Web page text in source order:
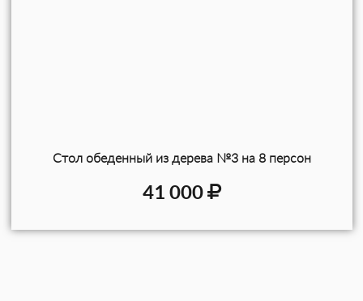
Стол обеденный из дерева №3 на 8 персон
41 000